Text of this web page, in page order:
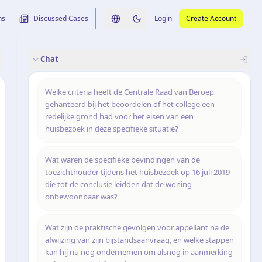
Discussed Cases Switch language
Switch to dark theme
Login Create Account
uitspraak
Chat
Welke criteria heeft de Centrale Raad van Beroep
gehanteerd bij het beoordelen of het college een
redelijke grond had voor het eisen van een
huisbezoek in deze specifieke situatie?
Wat waren de specifieke bevindingen van de
toezichthouder tijdens het huisbezoek op 16 juli 2019
die tot de conclusie leidden dat de woning
onbewoonbaar was?
Wat zijn de praktische gevolgen voor appellant na de
afwijzing van zijn bijstandsaanvraag, en welke stappen
kan hij nu nog ondernemen om alsnog in aanmerking